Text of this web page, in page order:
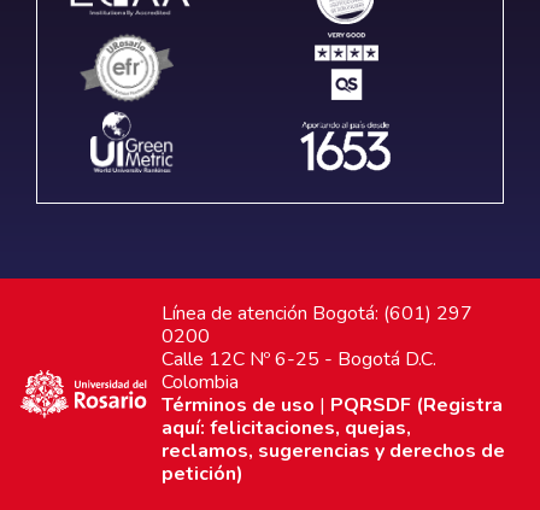
Línea de atención Bogotá: (601) 297
0200
Calle 12C Nº 6-25 - Bogotá D.C.
Colombia
Términos de uso | PQRSDF (Registra
aquí: felicitaciones, quejas,
reclamos, sugerencias y derechos de
petición)